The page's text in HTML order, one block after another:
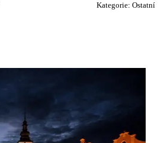
Kategorie: Ostatní